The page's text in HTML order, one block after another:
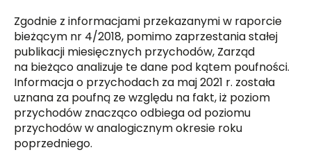
Zgodnie z informacjami przekazanymi w raporcie
bieżącym nr 4/2018, pomimo zaprzestania stałej
publikacji miesięcznych przychodów, Zarząd
na bieżąco analizuje te dane pod kątem poufności.
Informacja o przychodach za maj 2021 r. została
uznana za poufną ze względu na fakt, iż poziom
przychodów znacząco odbiega od poziomu
przychodów w analogicznym okresie roku
poprzedniego.